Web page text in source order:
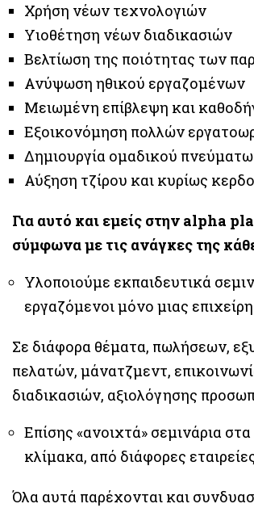
Χρήση νέων τεχνολογιών
Υιοθέτηση νέων διαδικασιών
Βελτίωση της ποιότητας των
Ανύψωση ηθικού εργαζομένων
Μειωμένη επίβλεψη και
Εξοικονόμηση πολλών
Δημιουργία ομαδικού
Αύξηση τζίρου και κυρίως
Για αυτό και εμείς στην alpha
σύμφωνα με τις ανάγκες της
Υλοποιούμε εκπαιδευτικά
εργαζόμενοι μόνο μιας
Σε διάφορα θέματα, πωλήσεων,
πελατών, μάνατζμεντ,
διαδικασιών, αξιολόγησης
Επίσης «ανοιχτά» σεμινάρια
κλίμακα, από διάφορες
Όλα αυτά παρέχονται και